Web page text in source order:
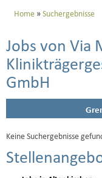
Home Suchergebnisse
Jobs von Via
GmbH
Keine Suchergebnisse